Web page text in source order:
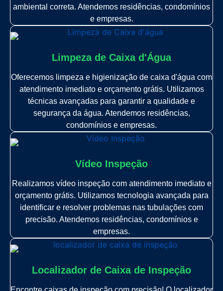
ambiental correta. Atendemos residências, condomínios
e empresas.
Limpeza de Caixa d'Água
Oferecemos limpeza e higienização de caixa d'água com
atendimento imediato e orçamento grátis. Utilizamos
técnicas avançadas para garantir a qualidade e
segurança da água. Atendemos residências,
condomínios e empresas.
Vídeo Inspeção
Realizamos vídeo inspeção com atendimento imediato e
orçamento grátis. Utilizamos tecnologia avançada para
identificar e resolver problemas nas tubulações com
precisão. Atendemos residências, condomínios e
empresas.
Localizador de Caixa de Inspeção